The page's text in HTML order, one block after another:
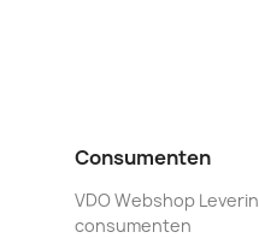
Consumenten
VDO Webshop
consumenten